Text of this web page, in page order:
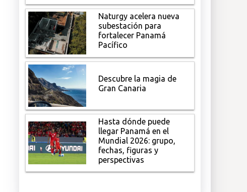
Naturgy acelera nueva
subestación para
fortalecer Panamá
Pacífico
Descubre la magia de
Gran Canaria
Hasta dónde puede
llegar Panamá en el
Mundial 2026: grupo,
fechas, figuras y
perspectivas